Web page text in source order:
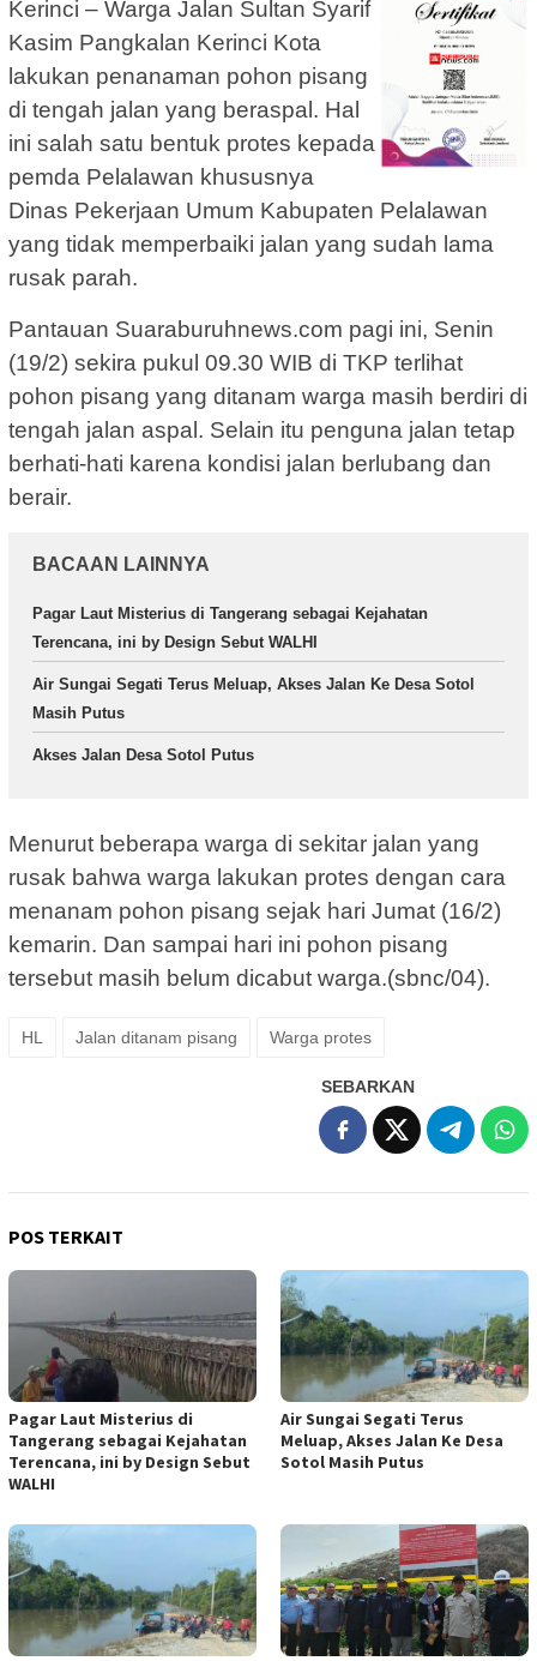
Kerinci – Warga Jalan Sultan Syarif
Kasim Pangkalan Kerinci Kota
lakukan penanaman pohon pisang
di tengah jalan yang beraspal. Hal
ini salah satu bentuk protes kepada
pemda Pelalawan khususnya
Dinas Pekerjaan Umum Kabupaten Pelalawan
yang tidak memperbaiki jalan yang sudah lama
rusak parah.
Pantauan Suaraburuhnews.com pagi ini, Senin
(19/2) sekira pukul 09.30 WIB di TKP terlihat
pohon pisang yang ditanam warga masih berdiri di
tengah jalan aspal. Selain itu penguna jalan tetap
berhati-hati karena kondisi jalan berlubang dan
berair.
BACAAN LAINNYA
Pagar Laut Misterius di Tangerang sebagai Kejahatan
Terencana, ini by Design Sebut WALHI
Air Sungai Segati Terus Meluap, Akses Jalan Ke Desa Sotol
Masih Putus
Akses Jalan Desa Sotol Putus
Menurut beberapa warga di sekitar jalan yang
rusak bahwa warga lakukan protes dengan cara
menanam pohon pisang sejak hari Jumat (16/2)
kemarin. Dan sampai hari ini pohon pisang
tersebut masih belum dicabut warga.(sbnc/04).
HL Jalan ditanam pisang Warga protes
SEBARKAN
POS TERKAIT
Pagar Laut Misterius di
Tangerang sebagai Kejahatan
Terencana, ini by Design Sebut
WALHI
Air Sungai Segati Terus
Meluap, Akses Jalan Ke Desa
Sotol Masih Putus